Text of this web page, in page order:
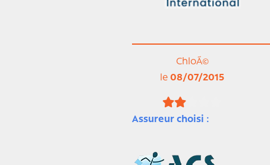
ChloÃ©
le08/07/2015
Assureur choisi :